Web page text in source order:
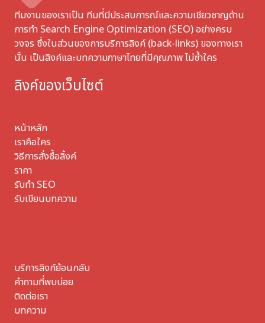
ทีมงานของเราเป็น ทีมที่มีประสบการณ์และความเชียวชาญด้าน
การทำ Search Engine Optimization (SEO) อย่างครบ
วงจร ซึ่งในส่วนของการบริการลิงค์ (back-links) ของทางเรา
นั้น เป็นลิงค์และบทความภาษาไทยที่มีคุณภาพ ไม่ซ้ำใคร
ลิงค์ของเว็บไซต์
หน้าหลัก
เราคือใคร
วิธีการสั่งซื้อลิ้งค์
ราคา
รับทำ SEO
รับเขียนบทความ
บริการลิงก์ย้อนกลับ
คำถามที่พบบ่อย
ติดต่อเรา
บทความ